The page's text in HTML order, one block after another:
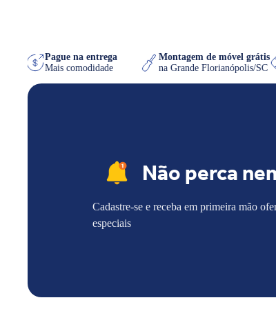
Pague na entrega
Mais comodidade
Montagem de móvel
na Grande Florianópolis/
Não perca
Cadastre-se e receba em primeira mão
especiais